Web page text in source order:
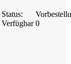
Status:
Verfügbar 0